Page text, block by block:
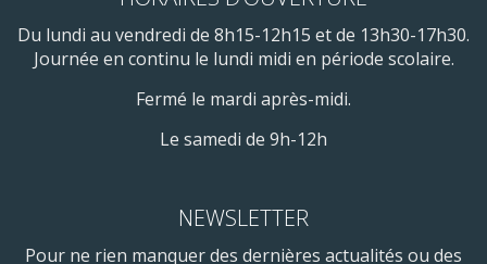
Du lundi au vendredi de 8h15-12h15 et de 13h30-17h30.
Journée en continu le lundi midi en période scolaire.
Fermé le mardi après-midi.
Le samedi de 9h-12h
NEWSLETTER
Pour ne rien manquer des dernières actualités ou des